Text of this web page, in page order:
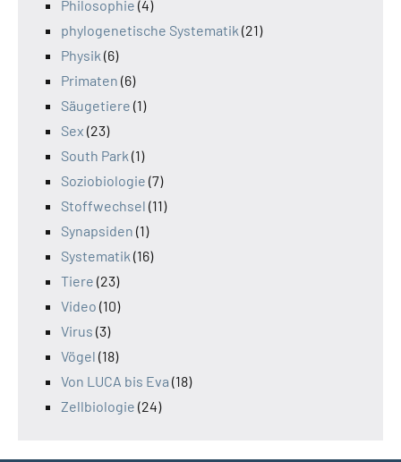
Philosophie (4)
phylogenetische Systematik (21)
Physik (6)
Primaten (6)
Säugetiere (1)
Sex (23)
South Park (1)
Soziobiologie (7)
Stoffwechsel (11)
Synapsiden (1)
Systematik (16)
Tiere (23)
Video (10)
Virus (3)
Vögel (18)
Von LUCA bis Eva (18)
Zellbiologie (24)